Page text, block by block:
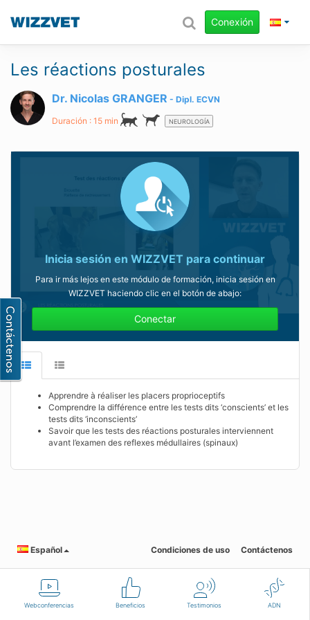
Webconferencias Beneficios Testimonios ADN
Conexión
Les réactions posturales
Dr. Nicolas GRANGER Dipl. ECVN
Duración : 15 min NEUROLOGÍA
Inicia sesión en WIZZVET para continuar
Para ir más lejos en este módulo de formación, inicia sesión en
WIZZVET haciendo clic en el botón de abajo:
Conectar
Apprendre à réaliser les placers proprioceptifs
Comprendre la différence entre les tests dits ‘conscients’ et les
tests dits ‘inconscients’
Savoir que les tests des réactions posturales interviennent
avant l’examen des reflexes médullaires (spinaux)
Español Condiciones de uso Contáctenos